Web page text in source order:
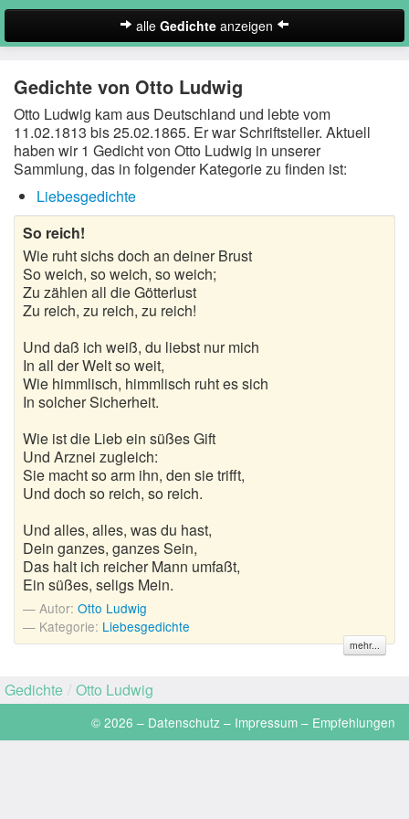
alle Gedichte anzeigen
Neues Gedicht eintragen
Abschiedsgedichte
Christliche Gedichte
Freundschaftsgedichte
Frühlingsgedichte
Geburtstagsgedichte
Gedichte Sehnsucht
Gedichte zum Nachdenken
Gedichte zur goldenen Hochzeit
Gute Nacht Gedichte
Herbstgedichte
Hochzeitsgedichte
Kindergedichte
Kurze Gedichte
Lustige Gedichte
Gedichte von Otto Ludwig
Otto Ludwig kam aus Deutschland und lebte vom
11.02.1813 bis 25.02.1865. Er war Schriftsteller. Aktuell
haben wir 1 Gedicht von Otto Ludwig in unserer
Sammlung, das in folgender Kategorie zu finden ist:
Liebesgedichte
So reich!
Wie ruht sichs doch an deiner Brust
So weich, so weich, so weich;
Zu zählen all die Götterlust
Zu reich, zu reich, zu reich!
Und daß ich weiß, du liebst nur mich
In all der Welt so weit,
Wie himmlisch, himmlisch ruht es sich
In solcher Sicherheit.
Wie ist die Lieb ein süßes Gift
Und Arznei zugleich:
Sie macht so arm ihn, den sie trifft,
Und doch so reich, so reich.
Und alles, alles, was du hast,
Dein ganzes, ganzes Sein,
Das halt ich reicher Mann umfaßt,
Ein süßes, seligs Mein.
Autor: Otto Ludwig
Kategorie: Liebesgedichte
mehr...
Gedichte / Otto Ludwig
© 2026 – Datenschutz – Impressum – Empfehlungen